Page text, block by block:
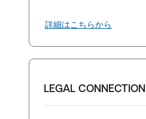
詳細はこちらから
LEGAL CONNECTION